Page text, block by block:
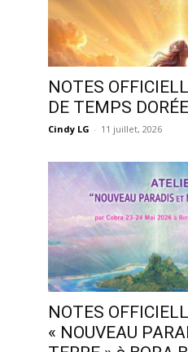
NOTES
DE TEMPS
Cindy LG - 11 juillet, 2026
NOTES
« NOUVEAU